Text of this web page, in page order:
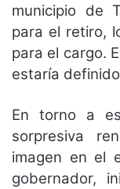
municipio de
para el retiro,
para el cargo.
estaría
En torno a
sorpresiva
imagen en el
gobernador,